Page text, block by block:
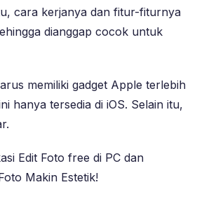
cara kerjanya dan fitur-fiturnya
dianggap cocok untuk
memiliki gadget Apple terlebih
hanya tersedia di iOS. Selain itu,
Edit Foto free di PC dan
Makin Estetik!